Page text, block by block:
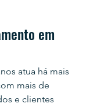
em
atua há mais
mais de
e clientes